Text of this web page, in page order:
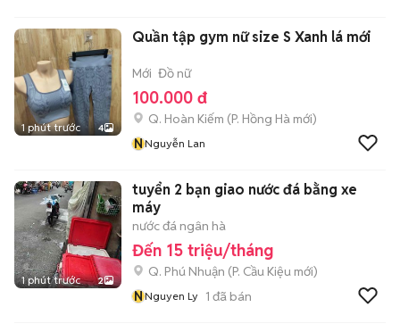
1 phút trước 4
Quần tập gym nữ size S Xanh lá mới
Mới Đồ nữ
100.000 đ
Q. Hoàn Kiếm (P. Hồng Hà mới)
NNguyễn Lan
1 phút trước 2
tuyển 2 bạn giao nước đá bằng xe
máy
nước đá ngân hà
Đến 15 triệu/tháng
Q. Phú Nhuận (P. Cầu Kiệu mới)
NNguyen Ly 1 đã bán